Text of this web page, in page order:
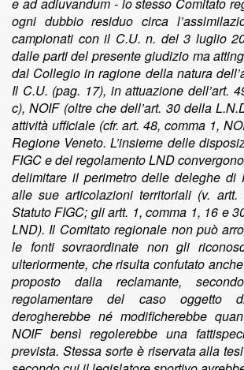
ogni dubbio residuo circa
campionati con il C.U. n. del 3 luglio
dalle parti del presente giudizio ma
dal Collegio in ragione della natura
Il C.U. (pag. 17), in attuazione dell’art.
c), NOIF (oltre che dell’art. 30 della
attività ufficiale (cfr. art. 48, comma 1,
Regione Veneto. L’insieme delle
FIGC e del regolamento LND
delimitare il perimetro delle deleghe di
alle sue articolazioni territoriali (v.
Statuto FIGC; gli artt. 1, comma 1, 16 e
LND). Il Comitato regionale non può
le fonti sovraordinate non gli
ulteriormente, che risulta confutato
proposto dalla reclamante,
regolamentare del caso oggetto
derogherebbe né modificherebbe
NOIF bensì regolerebbe una
prevista. Stessa sorte è riservata alla